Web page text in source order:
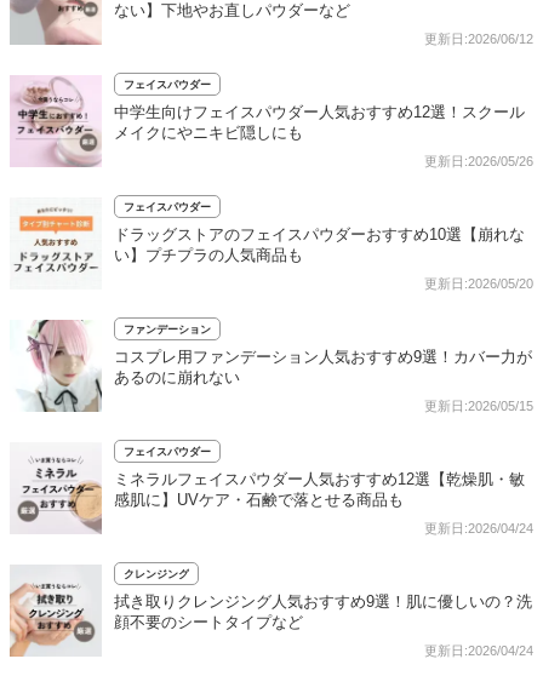
ない】下地やお直しパウダーなど
更新日:2026/06/12
フェイスパウダー
中学生向けフェイスパウダー人気おすすめ12選！スクール
メイクにやニキビ隠しにも
更新日:2026/05/26
フェイスパウダー
ドラッグストアのフェイスパウダーおすすめ10選【崩れな
い】プチプラの人気商品も
更新日:2026/05/20
ファンデーション
コスプレ用ファンデーション人気おすすめ9選！カバー力が
あるのに崩れない
更新日:2026/05/15
フェイスパウダー
ミネラルフェイスパウダー人気おすすめ12選【乾燥肌・敏
感肌に】UVケア・石鹸で落とせる商品も
更新日:2026/04/24
クレンジング
拭き取りクレンジング人気おすすめ9選！肌に優しいの？洗
顔不要のシートタイプなど
更新日:2026/04/24